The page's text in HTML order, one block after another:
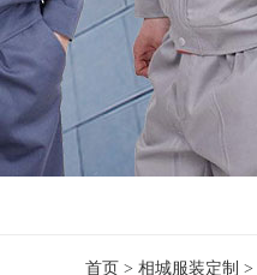
首页 > 相城服装定制 >